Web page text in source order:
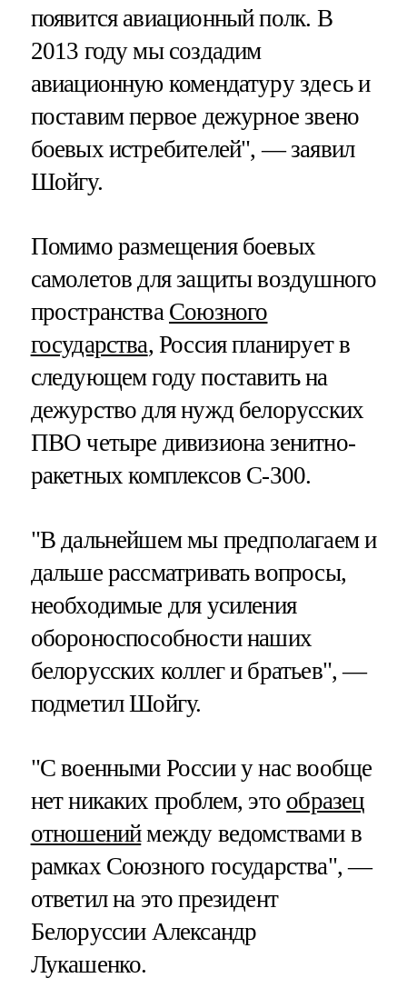
появится авиационный полк. В
2013 году мы создадим
авиационную комендатуру здесь и
поставим первое дежурное звено
боевых истребителей", — заявил
Шойгу.
Помимо размещения боевых
самолетов для защиты воздушного
пространства Союзного
государства, Россия планирует в
следующем году поставить на
дежурство для нужд белорусских
ПВО четыре дивизиона зенитно-
ракетных комплексов С-300.
"В дальнейшем мы предполагаем и
дальше рассматривать вопросы,
необходимые для усиления
обороноспособности наших
белорусских коллег и братьев", —
подметил Шойгу.
"С военными России у нас вообще
нет никаких проблем, это образец
отношениймежду ведомствами в
рамках Союзного государства", —
ответил на это президент
Белоруссии Александр
Лукашенко.